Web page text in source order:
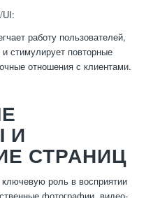
UI:
работу пользователей,
стимулирует повторные
отношения с клиентами.
И
СТРАНИЦ
роль в восприятии